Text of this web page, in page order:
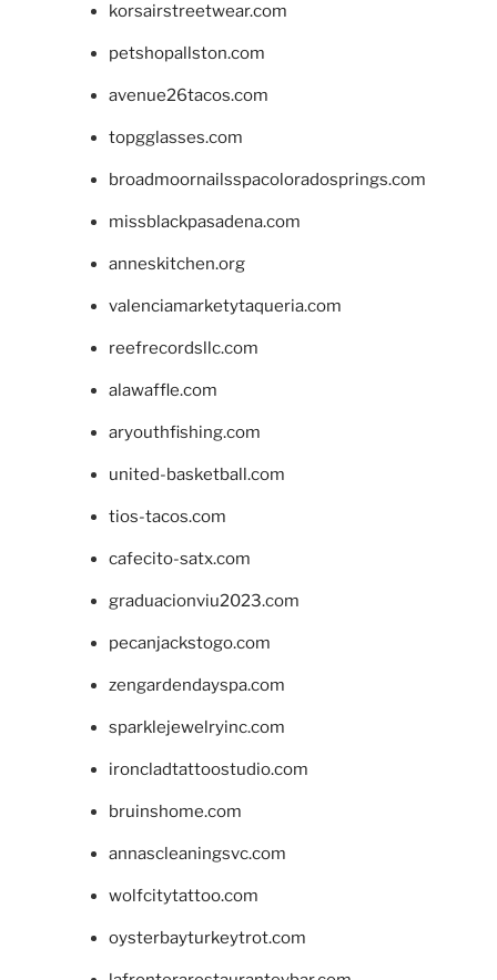
korsairstreetwear.com
petshopallston.com
avenue26tacos.com
topgglasses.com
broadmoornailsspacoloradosprings.com
missblackpasadena.com
anneskitchen.org
valenciamarketytaqueria.com
reefrecordsllc.com
alawaffle.com
aryouthfishing.com
united-basketball.com
tios-tacos.com
cafecito-satx.com
graduacionviu2023.com
pecanjackstogo.com
zengardendayspa.com
sparklejewelryinc.com
ironcladtattoostudio.com
bruinshome.com
annascleaningsvc.com
wolfcitytattoo.com
oysterbayturkeytrot.com